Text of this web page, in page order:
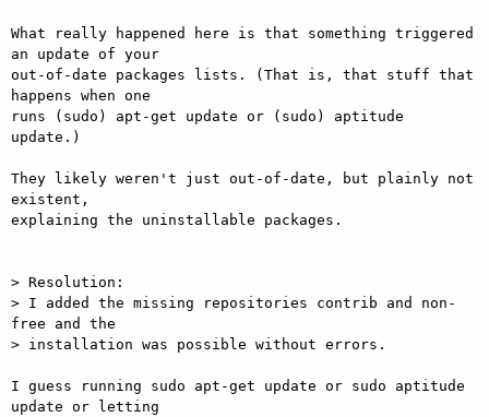
What really happened here is that something triggered
an update of your
out-of-date packages lists. (That is, that stuff that
happens when one
runs (sudo) apt-get update or (sudo) aptitude
update.)
They likely weren't just out-of-date, but plainly not
existent,
explaining the uninstallable packages.
> Resolution:
> I added the missing repositories contrib and non-
free and the
> installation was possible without errors.
I guess running sudo apt-get update or sudo aptitude
update or letting